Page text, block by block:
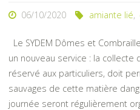
06/10/2020 amiante lié,
Le SYDEM Dômes et
un nouveau service : la collecte
réservé aux particuliers, doit
sauvages de cette matière
journée seront régulièrement